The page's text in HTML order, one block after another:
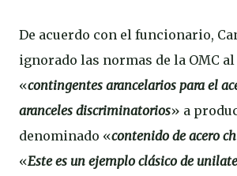
De acuerdo con el funcionario,
ignorado las normas de la OMC
«contingentes arancelarios para el
aranceles discriminatorios» a
denominado «contenido de acero
«Este es un ejemplo clásico de